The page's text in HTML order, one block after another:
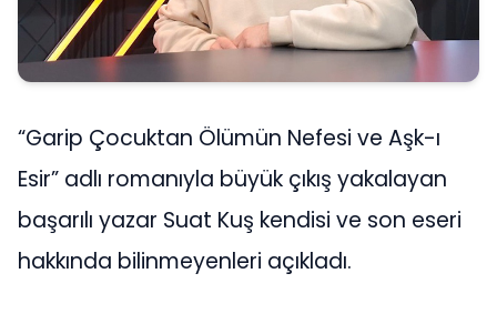
“Garip Çocuktan Ölümün Nefesi ve Aşk-ı
Esir” adlı romanıyla büyük çıkış yakalayan
başarılı yazar Suat Kuş kendisi ve son eseri
hakkında bilinmeyenleri açıkladı.